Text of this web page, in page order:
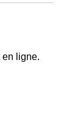
ligne.